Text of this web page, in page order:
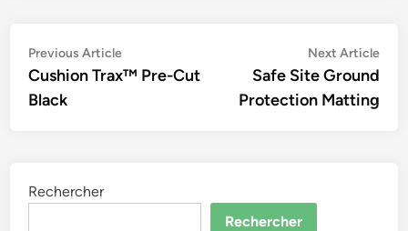
Navigation
de
l’article
Previous ArticlePrevious
article:
Cushion Trax™ Pre-Cut
Black
Next Article
Safe Site Ground
Protection Matting
Rechercher
Rechercher